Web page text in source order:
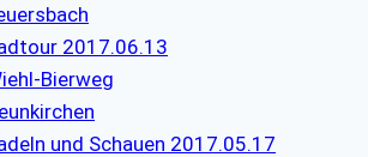
2017.06.13
Bierweg
und Schauen 2017.05.17